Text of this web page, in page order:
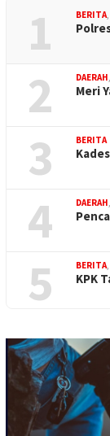
1 BERITA,
2 DAERAH,
Meri
3 BERITA
4 DAERAH,
5 BERITA,
KPK